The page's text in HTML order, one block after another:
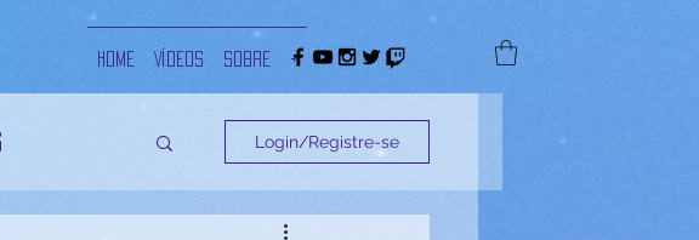
Home Vídeos Sobre +
Login/Registre-se